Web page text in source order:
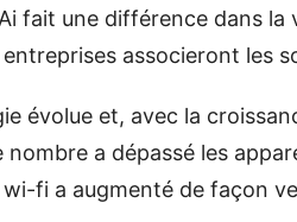
fait une différence dans la
associeront les
évolue et, avec la
nombre a dépassé les
fi a augmenté de façon